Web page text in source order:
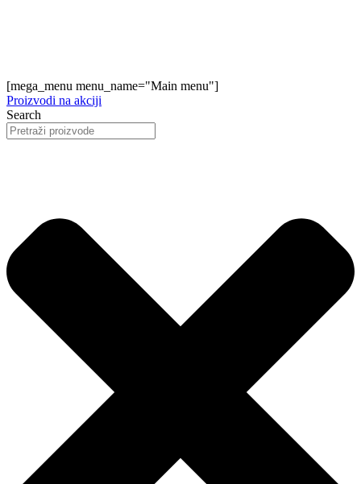
[mega_menu menu_name="Main menu"]
Proizvodi na akciji
Search